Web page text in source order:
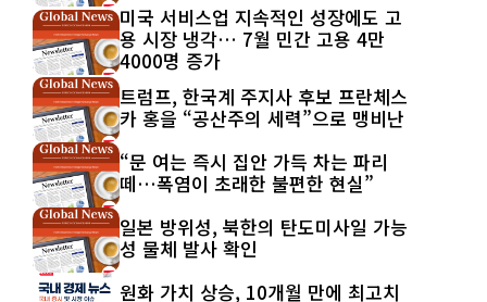
미국 서비스업 지속적인 성장에도 고
용 시장 냉각… 7월 민간 고용 4만
4000명 증가
트럼프, 한국계 주지사 후보 프란체스
카 홍을 “공산주의 세력”으로 맹비난
“문 여는 즉시 집안 가득 차는 파리
떼…폭염이 초래한 불편한 현실”
일본 방위성, 북한의 탄도미사일 가능
성 물체 발사 확인
원화 가치 상승, 10개월 만에 최고치